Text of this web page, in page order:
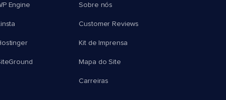
Engine Sobre nós
Customer Reviews
Kit de Imprensa
Mapa do Site
Carreiras